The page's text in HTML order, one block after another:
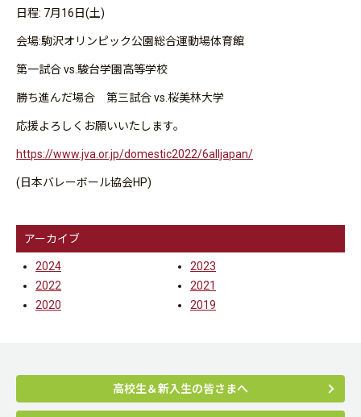
日程: 7月16日(土)
会場:駒沢オリンピック公園総合運動場体育館
第一試合 vs.駿台学園高等学校
勝ち進んだ場合 第三試合 vs.桜美林大学
応援よろしくお願いいたします。
https://www.jva.or.jp/domestic2022/6alljapan/
(日本バレーボール協会HP)
アーカイブ
2024
2023
2022
2021
2020
2019
高校生＆新入生の皆さまへ